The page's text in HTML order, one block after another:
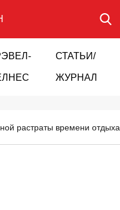
СТАТЬИ/
ЖУРНАЛ
растраты времени отдыха